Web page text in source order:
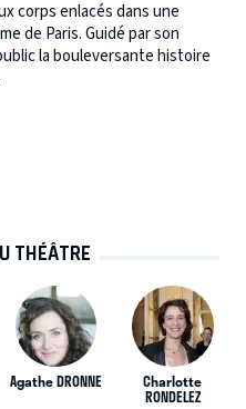
corps enlacés dans une
de Paris. Guidé par son
la bouleversante histoire
THÉÂTRE
Agathe DRONNE Charlotte
RONDELEZ